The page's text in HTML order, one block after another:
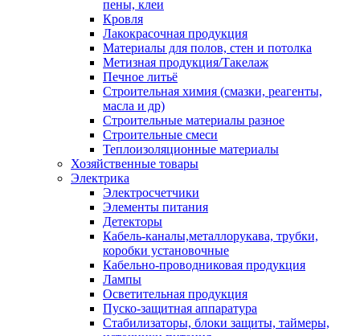
пены, клеи
Кровля
Лакокрасочная продукция
Материалы для полов, стен и потолка
Метизная продукция/Такелаж
Печное литьё
Строительная химия (смазки, реагенты,
масла и др)
Строительные материалы разное
Строительные смеси
Теплоизоляционные материалы
Хозяйственные товары
Электрика
Электросчетчики
Элементы питания
Детекторы
Кабель-каналы,металлорукава, трубки,
коробки установочные
Кабельно-проводниковая продукция
Лампы
Осветительная продукция
Пуско-защитная аппаратура
Стабилизаторы, блоки защиты, таймеры,